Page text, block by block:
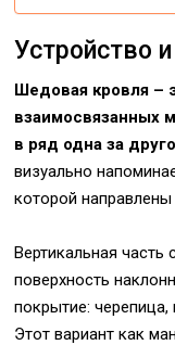
Устройство
Шедовая кровля –
взаимосвязанных
в ряд одна за
визуально
которой направлены
Вертикальная часть
поверхность
покрытие: черепица,
Этот вариант как